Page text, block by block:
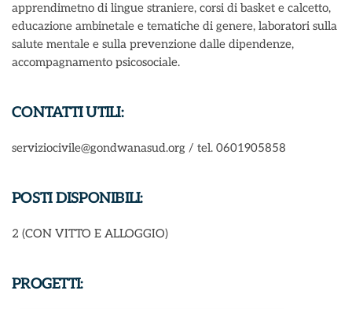
apprendimetno di lingue straniere, corsi di basket e calcetto,
educazione ambinetale e tematiche di genere, laboratori sulla
salute mentale e sulla prevenzione dalle dipendenze,
accompagnamento psicosociale.
CONTATTI UTILI:
serviziocivile@gondwanasud.org / tel. 0601905858
POSTI DISPONIBILI:
2 (CON VITTO E ALLOGGIO)
PROGETTI: